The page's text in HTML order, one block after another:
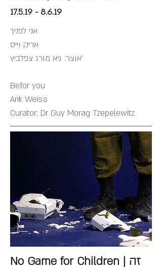
17.5.19 - 8.6.19
אני לפניך
אריק וייס
אוצר: גיא מורג צפלביץ'
Befor you
Arik Weiss
Curator: Dr Guy Morag Tzepelewitz
No Game for Children | זה